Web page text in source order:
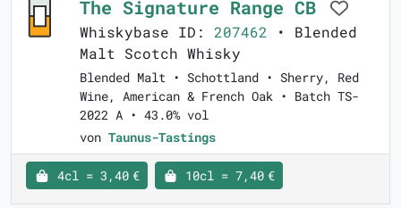
The Signature Range CB
Whiskybase ID: 207462 • Blended
Malt Scotch Whisky
Blended Malt • Schottland • Sherry, Red
Wine, American & French Oak • Batch TS-
2022 A • 43.0% vol
von Taunus-Tastings
4cl = 3,40 € 10cl = 7,40 €